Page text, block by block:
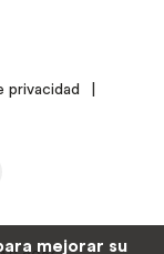
privacidad
mejorar su